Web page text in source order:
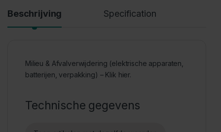
Beschrijving Specification
Milieu & Afvalverwijdering (elektrische apparaten,
batterijen, verpakking) – Klik hier.
Technische gegevens